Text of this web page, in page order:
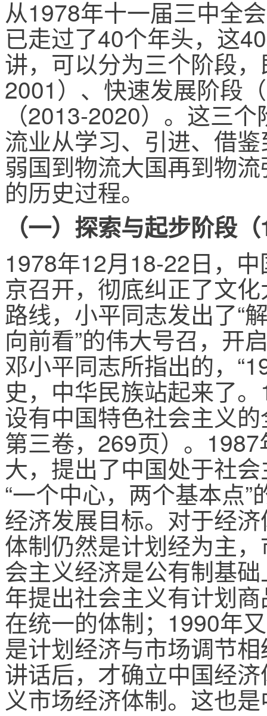
从1978年十一届三中全
已走过了40个年头，这
讲，可以分为三个阶段
2001）、快速发展阶段
（2013-2020）。这三
流业从学习、引进、借
弱国到物流大国再到物
的历史过程。
（一）探索与起步阶段
1978年12月18-22日，
京召开，彻底纠正了文
路线，小平同志发出了“
向前看”的伟大号召，开
邓小平同志所指出的，
史，中华民族站起来了
设有中国特色社会主义
第三卷，269页）。
大，提出了中国处于社
“一个中心，两个基本点”
经济发展目标。对于经
体制仍然是计划经为主
会主义经济是公有制基
年提出社会主义有计划
在统一的体制；1990年
是计划经济与市场调节
讲话后，才确立中国经
义市场经济体制。这也